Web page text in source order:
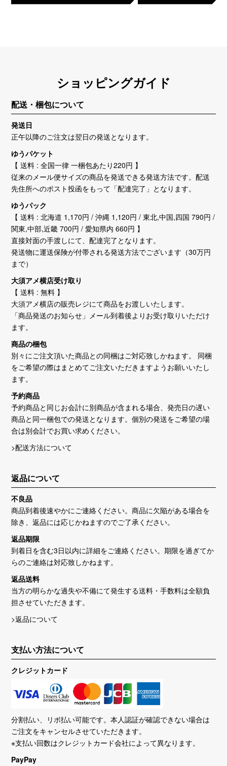
ショッピングガイド
配送・梱包について
発送日
正午以降のご注文は翌日の発送となります。
ゆうパケット
【 送料 : 全国一律 一梱包あたり220円 】
従来のメール便サイズの商品を発送できる発送方法です。配送
先住所へのポスト投函をもって「配達完了」となります。
ゆうパック
【 送料 : 北海道 1,170円 / 沖縄 1,120円 / 東北,中国,四国 790円 /
関東,中部,近畿 700円 / 愛知県内 660円 】
直接対面の手渡しにて、配達完了となります。
発送物に運送保険が付帯される発送方法でございます（30万円
まで）
大須アメ横店受け取り
【 送料 : 無料 】
大須アメ横店の販売レジにて商品をお渡しいたします。
「商品発送のお知らせ」メール到着後よりお受け取りいただけ
ます。
商品の梱包
別々にご注文頂いた商品との同梱はご対応致しかねます。 同梱
をご希望の際はまとめてご注文いただきますようお願いいたし
ます。
予約商品
予約商品と同じお会計に別商品が含まれる場合、発売日の遅い
商品と同一梱包での発送となります。個別の発送をご希望の場
合は別会計でお買い求めください。
>配送方法について
返品について
不良品
商品到着後速やかにご連絡ください。商品に欠陥がある場合を
除き、返品には応じかねますのでご了承ください。
返品期限
到着日を含む3日以内に詳細をご連絡ください。期限を過ぎてか
らのご連絡は対応致しかねます。
返品送料
当方の明らかな過失や不備にて発生する送料・手数料は全額負
担させていただきます。
>返品について
支払い方法について
クレジットカード
分割払い、リボ払い可能です。本人認証が確認できない場合は
ご注文をキャンセルさせていただきます。
※支払い回数はクレジットカード会社によって異なります。
PayPay